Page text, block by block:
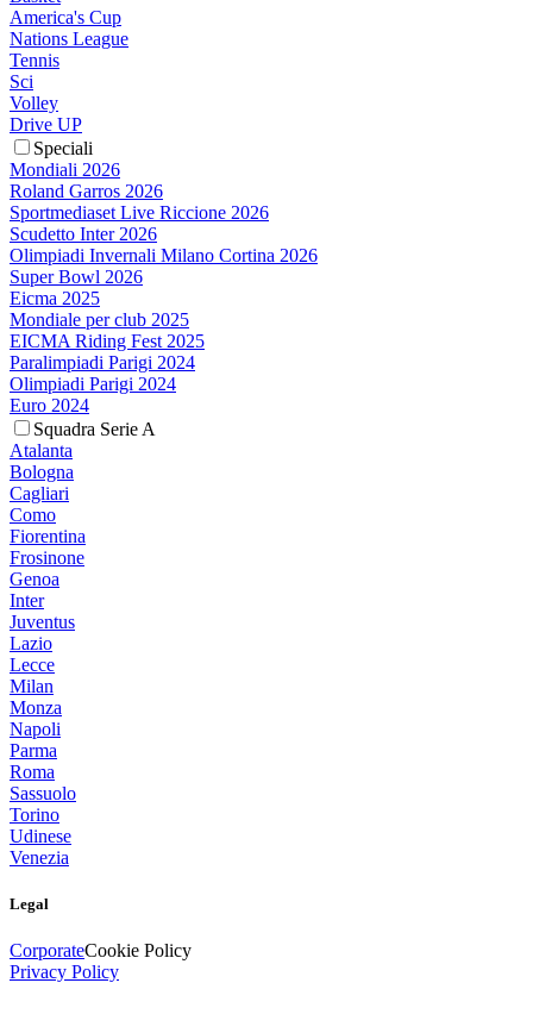
America's Cup
Nations League
Tennis
Sci
Volley
Drive UP
Speciali
Mondiali 2026
Roland Garros 2026
Sportmediaset Live Riccione 2026
Scudetto Inter 2026
Olimpiadi Invernali Milano Cortina 2026
Super Bowl 2026
Eicma 2025
Mondiale per club 2025
EICMA Riding Fest 2025
Paralimpiadi Parigi 2024
Olimpiadi Parigi 2024
Euro 2024
Squadra Serie A
Atalanta
Bologna
Cagliari
Como
Fiorentina
Frosinone
Genoa
Inter
Juventus
Lazio
Lecce
Milan
Monza
Napoli
Parma
Roma
Sassuolo
Torino
Udinese
Venezia
Legal
CorporateCookie Policy
Privacy Policy